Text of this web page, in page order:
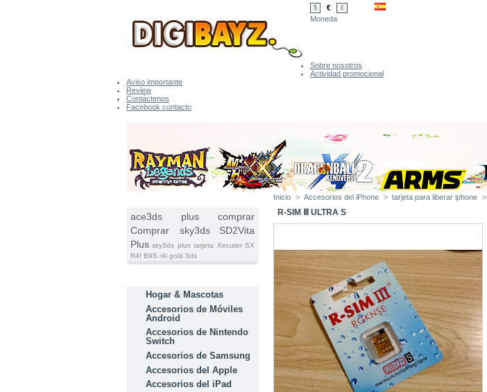
$ € £
Moneda
Sobre nosotros
Actividad promocional
Aviso importante
Review
Contáctenos
Facebook contacto
ace3ds plus comprar
Comprar sky3ds
SD2Vita
Plus sky3ds plus tarjeta Xecuter SX
R4I B9S r4i gold 3ds
Hogar & Mascotas
Accesorios de Móviles
Android
Accesorios de Nintendo
Switch
Accesorios de Samsung
Accesorios del Apple
Accesorios del iPad
Inicio > Accesorios del iPhone > tarjeta para liberar iphone >
R-SIM Ⅲ ULTRA S